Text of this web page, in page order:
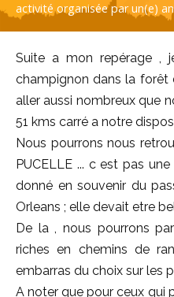
activité organisée par un(e)
Suite a mon repérage ,
champignon dans la forêt
aller aussi nombreux que
51 kms carré a notre
Nous pourrons nous
PUCELLE ... c est pas
donné en souvenir du
Orleans ; elle devait etre
De la , nous pourrons
riches en chemins de
embarras du choix sur les
A noter que pour ceux qui